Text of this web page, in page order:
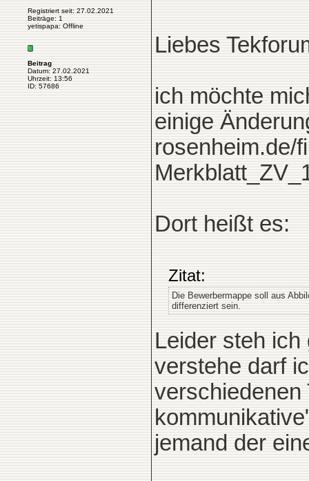
Registriert seit: 27.02.2021
Beiträge: 1
yetispapa: Offline
Beitrag
Datum: 27.02.2021
Uhrzeit: 13:56
ID: 57686
Liebes
ich möchte
einige
rosenheim.de/
Dort heißt es:
Zitat:
Die Bewerbermappe soll aus
differenziert sein.
Leider steh
verstehe darf
verschiedenen
jemand der